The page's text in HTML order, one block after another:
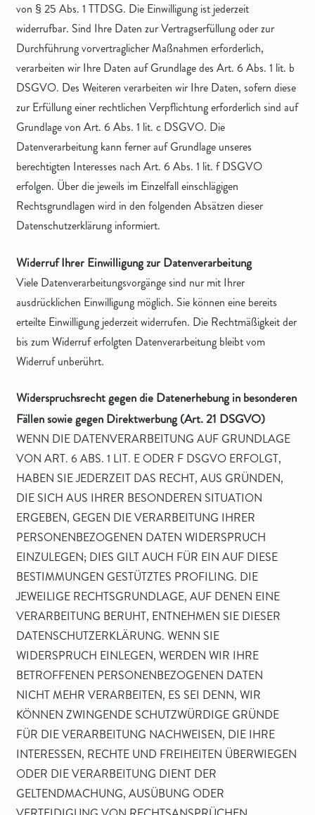
von § 25 Abs. 1 TTDSG. Die Einwilligung ist jederzeit
widerrufbar. Sind Ihre Daten zur Vertragserfüllung oder zur
Durchführung vorvertraglicher Maßnahmen erforderlich,
verarbeiten wir Ihre Daten auf Grundlage des Art. 6 Abs. 1 lit. b
DSGVO. Des Weiteren verarbeiten wir Ihre Daten, sofern diese
zur Erfüllung einer rechtlichen Verpflichtung erforderlich sind auf
Grundlage von Art. 6 Abs. 1 lit. c DSGVO. Die
Datenverarbeitung kann ferner auf Grundlage unseres
berechtigten Interesses nach Art. 6 Abs. 1 lit. f DSGVO
erfolgen. Über die jeweils im Einzelfall einschlägigen
Rechtsgrundlagen wird in den folgenden Absätzen dieser
Datenschutzerklärung informiert.
Widerruf Ihrer Einwilligung zur Datenverarbeitung
Viele Datenverarbeitungsvorgänge sind nur mit Ihrer
ausdrücklichen Einwilligung möglich. Sie können eine bereits
erteilte Einwilligung jederzeit widerrufen. Die Rechtmäßigkeit der
bis zum Widerruf erfolgten Datenverarbeitung bleibt vom
Widerruf unberührt.
Widerspruchsrecht gegen die Datenerhebung in besonderen
Fällen sowie gegen Direktwerbung (Art. 21 DSGVO)
WENN DIE DATENVERARBEITUNG AUF GRUNDLAGE
VON ART. 6 ABS. 1 LIT. E ODER F DSGVO ERFOLGT,
HABEN SIE JEDERZEIT DAS RECHT, AUS GRÜNDEN,
DIE SICH AUS IHRER BESONDEREN SITUATION
ERGEBEN, GEGEN DIE VERARBEITUNG IHRER
PERSONENBEZOGENEN DATEN WIDERSPRUCH
EINZULEGEN; DIES GILT AUCH FÜR EIN AUF DIESE
BESTIMMUNGEN GESTÜTZTES PROFILING. DIE
JEWEILIGE RECHTSGRUNDLAGE, AUF DENEN EINE
VERARBEITUNG BERUHT, ENTNEHMEN SIE DIESER
DATENSCHUTZERKLÄRUNG. WENN SIE
WIDERSPRUCH EINLEGEN, WERDEN WIR IHRE
BETROFFENEN PERSONENBEZOGENEN DATEN
NICHT MEHR VERARBEITEN, ES SEI DENN, WIR
KÖNNEN ZWINGENDE SCHUTZWÜRDIGE GRÜNDE
FÜR DIE VERARBEITUNG NACHWEISEN, DIE IHRE
INTERESSEN, RECHTE UND FREIHEITEN ÜBERWIEGEN
ODER DIE VERARBEITUNG DIENT DER
GELTENDMACHUNG, AUSÜBUNG ODER